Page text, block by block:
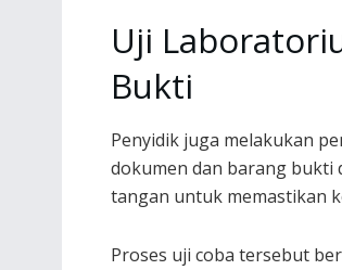
Uji
Bukti
Penyidik juga melakukan
dokumen dan barang bukti
tangan untuk memastikan
Proses uji coba tersebut